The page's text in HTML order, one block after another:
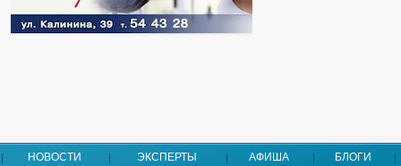
НОВОСТИ ЭКСПЕРТЫ АФИША БЛОГИ